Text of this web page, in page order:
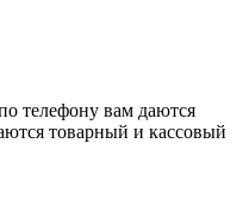
телефону вам даются
товарный и кассовый